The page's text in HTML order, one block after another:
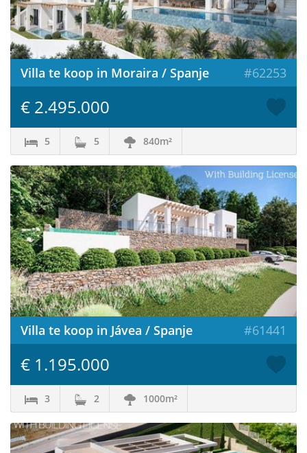
Villa te koop in Moraira / Spanje #62253
€ 2.495.000
5 5 840m²
Villa te koop in Jávea / Spanje #61441
€ 1.195.000
3 2 1000m²